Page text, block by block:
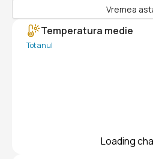
Vremea
Temperatura medie
Tot anul
Loading